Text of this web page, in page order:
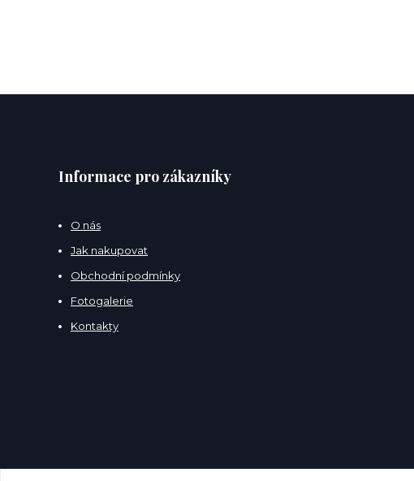
Informace pro zákazníky
O nás
Jak nakupovat
Obchodní podmínky
Fotogalerie
Kontakty